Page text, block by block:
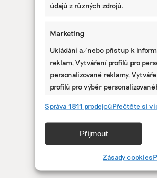
údajů z různých zdrojů.
Marketing
Ukládání a/nebo přístup k
reklam, Vytváření profilů pro
personalizované reklamy,
profilů pro výběr
Přiřazování a kombinování údajů
zařízení, Identifikace zařízení
Správa 1811 prodejcůPřečtěte si
Příjmout
Zásady cookies